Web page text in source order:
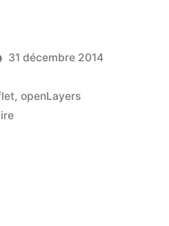
31 décembre 2014
, openLayers
sur